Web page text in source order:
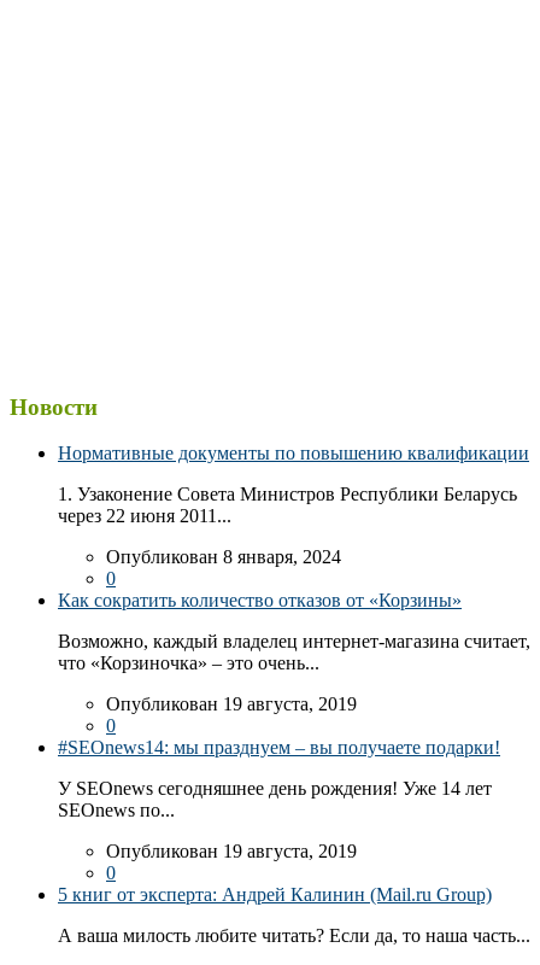
Новости
Нормативные документы по повышению квалификации
1. Узаконение Совета Министров Республики Беларусь
через 22 июня 2011...
Опубликован 8 января, 2024
0
Как сократить количество отказов от «Корзины»
Возможно, каждый владелец интернет-магазина считает,
что «Корзиночка» – это очень...
Опубликован 19 августа, 2019
0
#SEOnews14: мы празднуем – вы получаете подарки!
У SEOnews сегодняшнее день рождения! Уже 14 лет
SEOnews по...
Опубликован 19 августа, 2019
0
5 книг от эксперта: Андрей Калинин (Mail.ru Group)
А ваша милость любите читать? Если да, то наша часть...